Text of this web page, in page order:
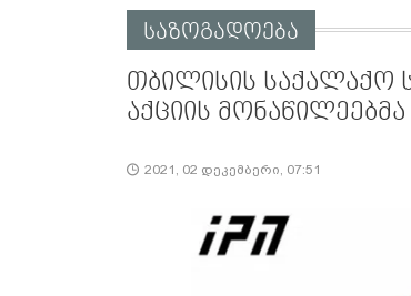
საზოგადოება
თბილისის საქალაქო
აქციის მონაწილეებმა
2021, 02 დეკემბერი, 07:51